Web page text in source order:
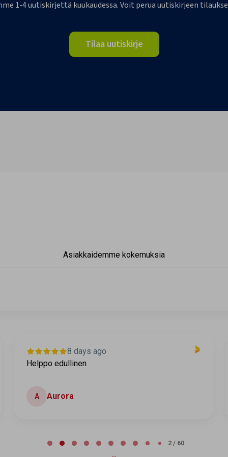
1-4 uutiskirjettä kuukaudessa. Voit perua uutiskirjeen
Tilaa uutiskirje
Asiakkaidemme kokemuksia
10 days ago
Helppo ja luotettava
M Mikko
2 / 60